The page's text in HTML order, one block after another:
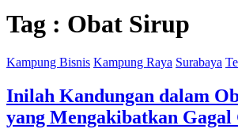
Tag : Obat Sirup
Kampung Bisnis Kampung Raya Surabaya
Inilah Kandungan dalam
yang Mengakibatkan